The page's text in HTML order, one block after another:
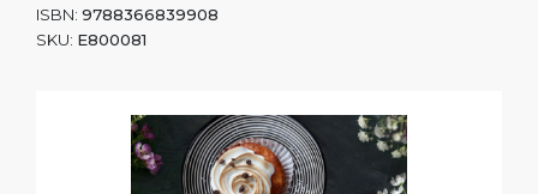
ISBN: 9788366839908
SKU: E800081